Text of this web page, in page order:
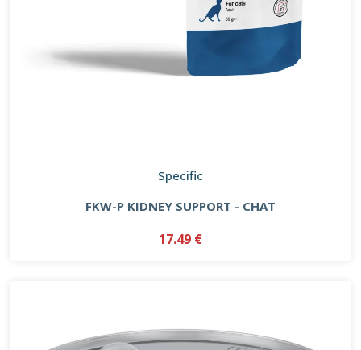
Specific
FKW-P KIDNEY SUPPORT - CHAT
17.49 €